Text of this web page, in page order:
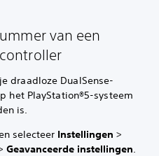
van een
draadloze DualSense-
het PlayStation®5-systeem
is.
selecteer Instellingen >
Geavanceerde instellingen.